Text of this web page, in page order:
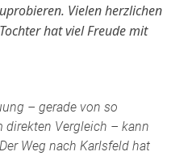
Vielen herzlichen
hat viel Freude mit
– gerade von so
direkten Vergleich – kann
Weg nach Karlsfeld hat